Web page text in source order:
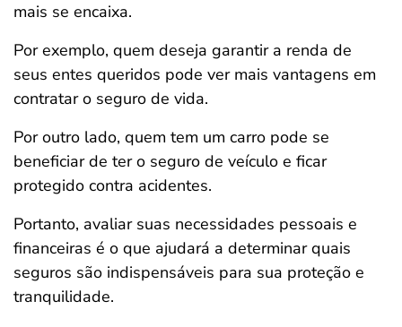
mais se encaixa.
Por exemplo, quem deseja garantir a renda de
seus entes queridos pode ver mais vantagens em
contratar o seguro de vida.
Por outro lado, quem tem um carro pode se
beneficiar de ter o seguro de veículo e ficar
protegido contra acidentes.
Portanto, avaliar suas necessidades pessoais e
financeiras é o que ajudará a determinar quais
seguros são indispensáveis para sua proteção e
tranquilidade.